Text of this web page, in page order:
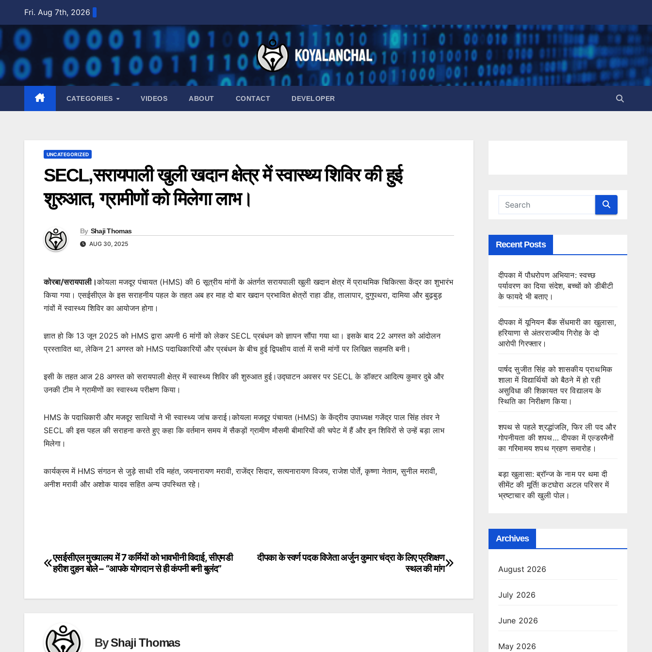
content
Fri. Aug 7th, 2026
CATEGORIES VIDEOS ABOUT CONTACT DEVELOPER
UNCATEGORIZED
SECL,सरायपाली खुली खदान क्षेत्र में स्वास्थ्य शिविर की हुई
शुरुआत, ग्रामीणों को मिलेगा लाभ।
By Shaji Thomas
AUG 30, 2025
कोरबा/सरायपाली।कोयला मजदूर पंचायत (HMS) की 6 सूत्रीय मांगों के अंतर्गत सरायपाली खुली खदान क्षेत्र में प्राथमिक चिकित्सा केंद्र का शुभारंभ
किया गया। एसईसीएल के इस सराहनीय पहल के तहत अब हर माह दो बार खदान प्रभावित क्षेत्रों राहा डीह, तालापार, दुगुपथरा, दामिया और बुढ़बुड़
गांवों में स्वास्थ्य शिविर का आयोजन होगा।
ज्ञात हो कि 13 जून 2025 को HMS द्वारा अपनी 6 मांगों को लेकर SECL प्रबंधन को ज्ञापन सौंपा गया था। इसके बाद 22 अगस्त को आंदोलन
प्रस्तावित था, लेकिन 21 अगस्त को HMS पदाधिकारियों और प्रबंधन के बीच हुई द्विपक्षीय वार्ता में सभी मांगों पर लिखित सहमति बनी।
इसी के तहत आज 28 अगस्त को सरायपाली क्षेत्र में स्वास्थ्य शिविर की शुरुआत हुई।उद्घाटन अवसर पर SECL के डॉक्टर आदित्य कुमार दुबे और
उनकी टीम ने ग्रामीणों का स्वास्थ्य परीक्षण किया।
HMS के पदाधिकारी और मजदूर साथियों ने भी स्वास्थ्य जांच कराई।कोयला मजदूर पंचायत (HMS) के केंद्रीय उपाध्यक्ष गजेंद्र पाल सिंह तंवर ने
SECL की इस पहल की सराहना करते हुए कहा कि वर्तमान समय में सैकड़ों ग्रामीण मौसमी बीमारियों की चपेट में हैं और इन शिविरों से उन्हें बड़ा लाभ
मिलेगा।
कार्यक्रम में HMS संगठन से जुड़े साथी रवि महंत, जयनारायण मरावी, राजेंद्र सिदार, सत्यनारायण विजय, राजेश पोर्ते, कृष्णा नेताम, सुनील मरावी,
अनीश मरावी और अशोक यादव सहित अन्य उपस्थित रहे।
Post
दीपका के स्वर्ण पदक विजेता अर्जुन कुमार चंद्रा के लिए प्रशिक्षण
स्थल की मांग
एसईसीएल मुख्यालय में 7 कर्मियों को भावभीनी विदाई, सीएमडी
हरीश दुहन बोले – “आपके योगदान से ही कंपनी बनी बुलंद”
ByShaji Thomas
Recent Posts
दीपका में पौधरोपण अभियान: स्वच्छ
पर्यावरण का दिया संदेश, बच्चों को डीबीटी
के फायदे भी बताए।
दीपका में यूनियन बैंक सेंधमारी का खुलासा,
हरियाणा से अंतरराज्यीय गिरोह के दो
आरोपी गिरफ्तार।
पार्षद सुजीत सिंह को शासकीय प्राथमिक
शाला में विद्यार्थियों को बैठने में हो रही
असुविधा की शिकायत पर विद्यालय के
स्थिति का निरीक्षण किया।
शपथ से पहले श्रद्धांजलि, फिर ली पद और
गोपनीयता की शपथ… दीपका में एल्डरमैनों
का गरिमामय शपथ ग्रहण समारोह।
बड़ा खुलासा: ब्रॉन्ज के नाम पर थमा दी
सीमेंट की मूर्ति! कटघोरा अटल परिसर में
भ्रष्टाचार की खुली पोल।
Archives
August 2026
July 2026
June 2026
May 2026